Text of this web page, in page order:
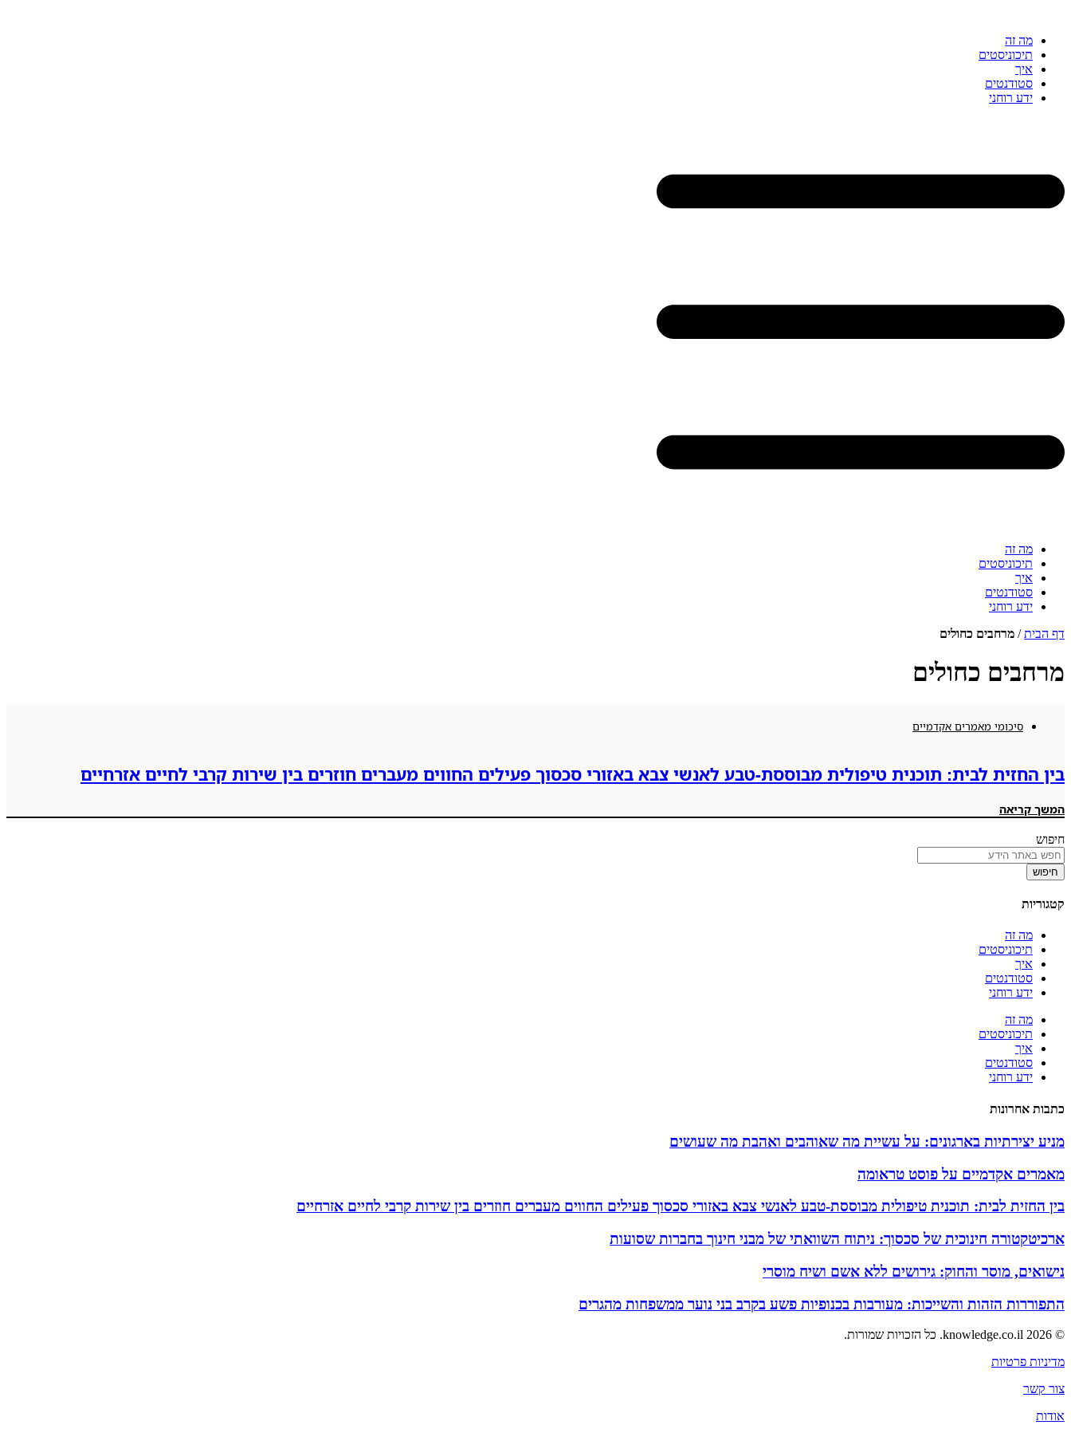
מה זה
תיכוניסטים
איך
סטודנטים
ידע רוחני
מה זה
תיכוניסטים
איך
סטודנטים
ידע רוחני
דף הבית/ מרחבים כחולים
מרחבים כחולים
סיכומי מאמרים אקדמיים
בין החזית לבית: תוכנית טיפולית מבוססת-טבע לאנשי צבא באזורי סכסוך פעילים החווים מעברים חוזרים בין שירות קרבי לחיים אזרחיים
המשך קריאה
חיפוש
חיפוש
קטגוריות
מה זה
תיכוניסטים
איך
סטודנטים
ידע רוחני
מה זה
תיכוניסטים
איך
סטודנטים
ידע רוחני
כתבות אחרונות
מניע יצירתיות בארגונים: על עשיית מה שאוהבים ואהבת מה שעושים
מאמרים אקדמיים על פוסט טראומה
בין החזית לבית: תוכנית טיפולית מבוססת-טבע לאנשי צבא באזורי סכסוך פעילים החווים מעברים חוזרים בין שירות קרבי לחיים אזרחיים
ארכיטקטורה חינוכית של סכסוך: ניתוח השוואתי של מבני חינוך בחברות שסועות
נישואים, מוסר והחוק: גירושים ללא אשם ושיח מוסרי
התפוררות הזהות והשייכות: מעורבות בכנופיות פשע בקרב בני נוער ממשפחות מהגרים
© 2026 knowledge.co.il. כל הזכויות שמורות.
מדיניות פרטיות
צור קשר
אודות